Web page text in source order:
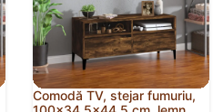
Comodă TV, stejar fumuriu,